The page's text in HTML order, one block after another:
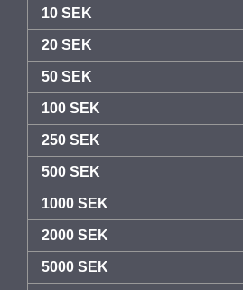
10 SEK
20 SEK
50 SEK
100 SEK
250 SEK
500 SEK
1000 SEK
2000 SEK
5000 SEK